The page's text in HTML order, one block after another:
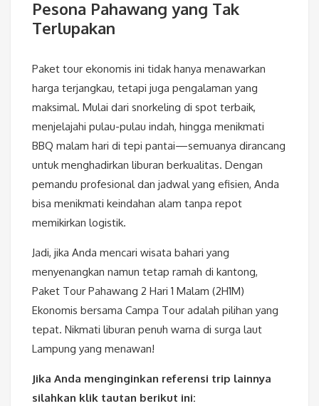
Pesona Pahawang yang Tak
Terlupakan
Paket tour ekonomis ini tidak hanya menawarkan
harga terjangkau, tetapi juga pengalaman yang
maksimal. Mulai dari snorkeling di spot terbaik,
menjelajahi pulau-pulau indah, hingga menikmati
BBQ malam hari di tepi pantai—semuanya dirancang
untuk menghadirkan liburan berkualitas. Dengan
pemandu profesional dan jadwal yang efisien, Anda
bisa menikmati keindahan alam tanpa repot
memikirkan logistik.
Jadi, jika Anda mencari wisata bahari yang
menyenangkan namun tetap ramah di kantong,
Paket Tour Pahawang 2 Hari 1 Malam (2H1M)
Ekonomis bersama Campa Tour adalah pilihan yang
tepat. Nikmati liburan penuh warna di surga laut
Lampung yang menawan!
Jika Anda menginginkan referensi trip lainnya
silahkan klik tautan berikut ini: